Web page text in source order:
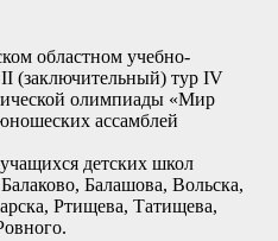
областном учебно-
(заключительный) тур IV
олимпиады «Мир
ассамблей
детских школ
Балашова, Вольска,
Ртищева, Татищева,